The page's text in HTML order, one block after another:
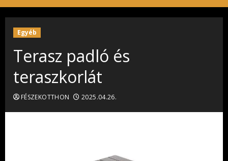
Menu
Egyéb
Terasz padló és
teraszkorlát
FÉSZEKOTTHON 2025.04.26.